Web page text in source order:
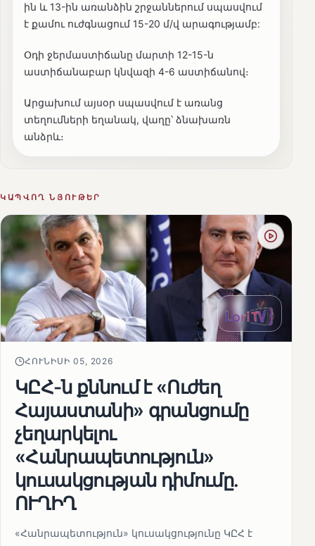
ին և 13-ին առանձին շրջաններում սպասվում
է քամու ուժգնացում 15-20 մ/վ արագությամբ:
Օդի ջերմաստիճանը մարտի 12-15-ն
աստիճանաբար կնվազի 4-6 աստիճանով։
Արցախում այսօր սպասվում է առանց
տեղումների եղանակ, վաղը՝ ձնախառն
անձրև։
ԿԱՊՎՈՂ ՆՅՈՒԹԵՐ
ՀՈՒՆԻՍԻ 05, 2026
ԿԸՀ-ն քննում է «Ուժեղ
Հայաստանի» գրանցումը
չեղարկելու
«Հանրապետություն»
կուսակցության դիմումը.
ՈՒՂԻՂ
«Հանրապետություն» կուսակցությունը ԿԸՀ է